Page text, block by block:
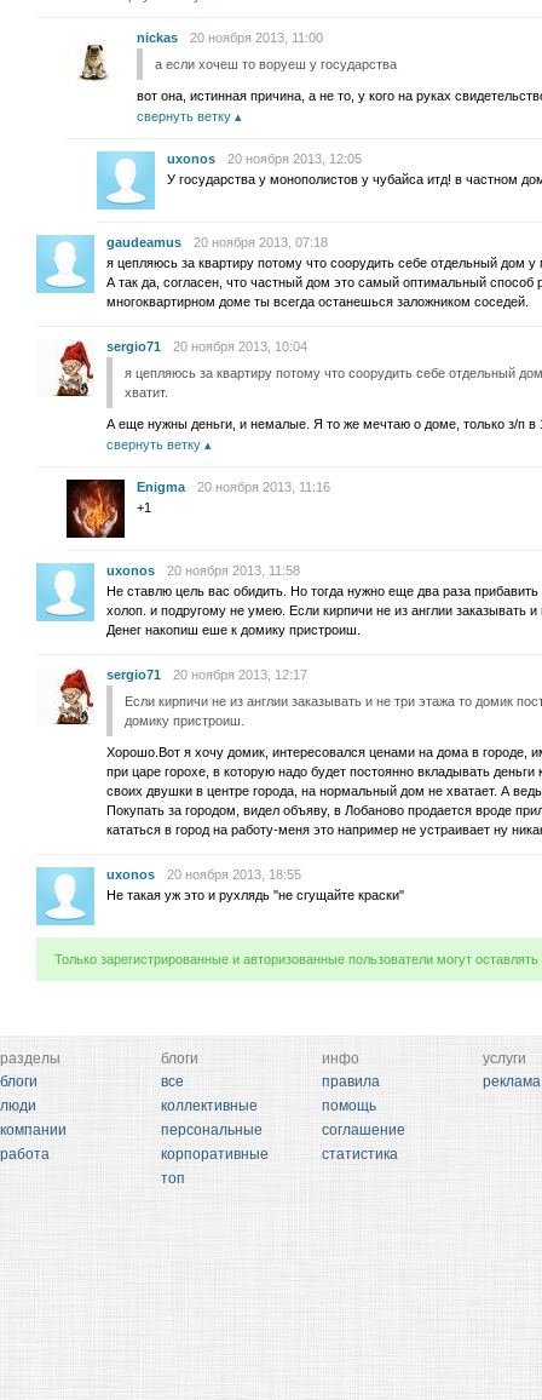
nickas
20 ноября 2013, 11:00
а если хочеш то воруеш у государства
вот она, истинная причина, а не то, у кого на руках
свернуть ветку
uxonos
20 ноября 2013, 12:05
У государства у монополистов у чубайса итд! в частном
gaudeamus
20 ноября 2013, 07:18
я цепляюсь за квартиру потому что соорудить себе отдельный дом
А так да, согласен, что частный дом это самый оптимальный
многоквартирном доме ты всегда останешься заложником соседей.
sergio71
20 ноября 2013, 10:04
я цепляюсь за квартиру потому что соорудить себе отдельный
хватит.
А еще нужны деньги, и немалые. Я то же мечтаю о доме, только з/п в
свернуть ветку
Enigma
20 ноября 2013, 11:16
+1
uxonos
20 ноября 2013, 11:58
Не ставлю цель вас обидить. Но тогда нужно еще два раза
холоп. и подругому не умею. Если кирпичи не из англии заказывать
Денег накопиш еше к домику пристроиш.
sergio71
20 ноября 2013, 12:17
Если кирпичи не из англии заказывать и не три этажа то домик
домику пристроиш.
Хорошо.Вот я хочу домик, интересовался ценами на дома в городе,
при царе горохе, в которую надо будет постоянно вкладывать
своих двушки в центре города, на нормальный дом не хватает. А
Покупать за городом, видел объяву, в Лобаново продается вроде
кататься в город на работу-меня это например не устраивает ну
uxonos
20 ноября 2013, 18:55
Не такая уж это и рухлядь ''не сгущайте краски''
Только зарегистрированные и авторизованные пользователи могут
разделы
блоги
люди
компании
работа
блоги
все
коллективные
персональные
корпоративные
топ
инфо
правила
помощь
соглашение
статистика
услуги
реклама